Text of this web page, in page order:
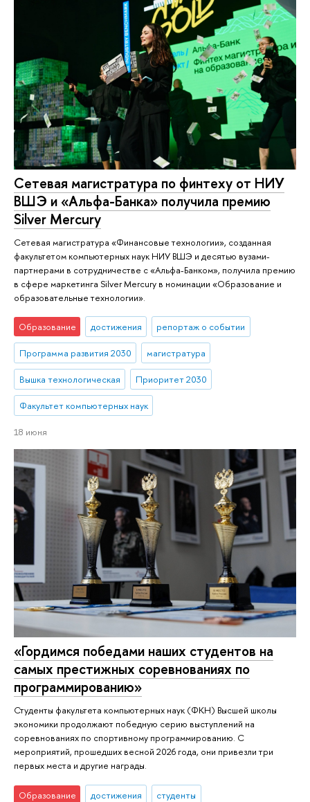
Сетевая магистратура по финтеху от НИУ
ВШЭ и «Альфа-Банка» получила премию
Silver Mercury
Сетевая магистратура «Финансовые технологии», созданная
факультетом компьютерных наук НИУ ВШЭ и десятью вузами-
партнерами в сотрудничестве с «Альфа-Банком», получила премию
в сфере маркетинга Silver Mercury в номинации «Образование и
образовательные технологии».
Образование достижения репортаж о событии
Программа развития 2030 магистратура
Вышка технологическая Приоритет 2030
Факультет компьютерных наук
18 июня
«Гордимся победами наших студентов на
самых престижных соревнованиях по
программированию»
Студенты факультета компьютерных наук (ФКН) Высшей школы
экономики продолжают победную серию выступлений на
соревнованиях по спортивному программированию. С
мероприятий, прошедших весной 2026 года, они привезли три
первых места и другие награды.
Образование достижения студенты